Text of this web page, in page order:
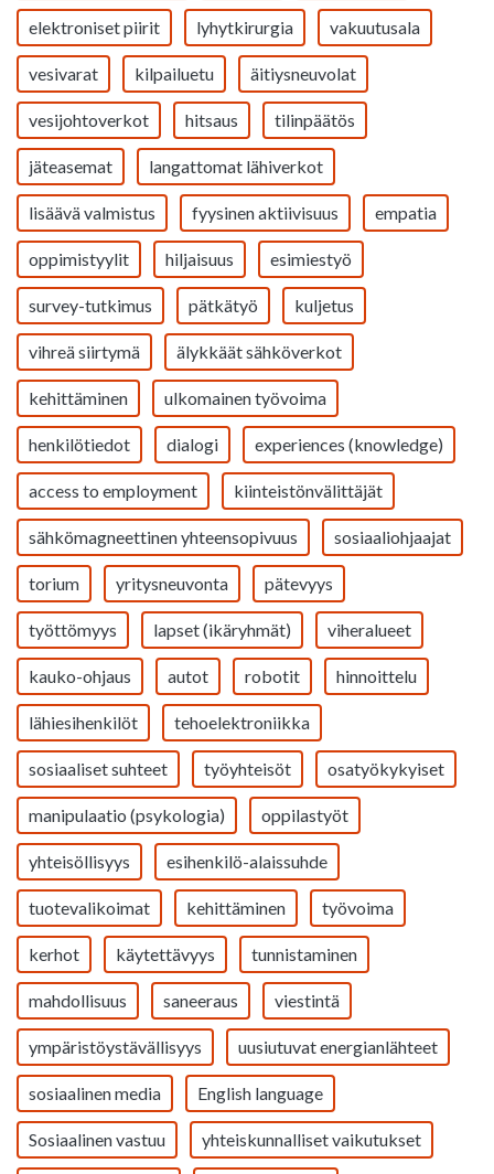
elektroniset piirit lyhytkirurgia vakuutusala
vesivarat kilpailuetu äitiysneuvolat
vesijohtoverkot hitsaus tilinpäätös
jäteasemat langattomat lähiverkot
lisäävä valmistus fyysinen aktiivisuus empatia
oppimistyylit hiljaisuus esimiestyö
survey-tutkimus pätkätyö kuljetus
vihreä siirtymä älykkäät sähköverkot
kehittäminen ulkomainen työvoima
henkilötiedot dialogi experiences (knowledge)
access to employment kiinteistönvälittäjät
sähkömagneettinen yhteensopivuus sosiaaliohjaajat
torium yritysneuvonta pätevyys
työttömyys lapset (ikäryhmät) viheralueet
kauko-ohjaus autot robotit hinnoittelu
lähiesihenkilöt tehoelektroniikka
sosiaaliset suhteet työyhteisöt osatyökykyiset
manipulaatio (psykologia) oppilastyöt
yhteisöllisyys esihenkilö-alaissuhde
tuotevalikoimat kehittäminen työvoima
kerhot käytettävyys tunnistaminen
mahdollisuus saneeraus viestintä
ympäristöystävällisyys uusiutuvat energianlähteet
sosiaalinen media English language
Sosiaalinen vastuu yhteiskunnalliset vaikutukset